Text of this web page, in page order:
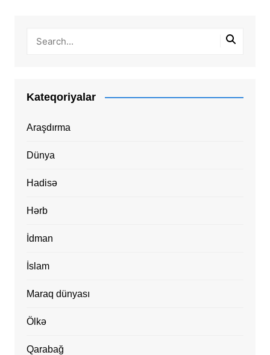
Kateqoriyalar
Araşdırma
Dünya
Hadisə
Hərb
İdman
İslam
Maraq dünyası
Ölkə
Qarabağ